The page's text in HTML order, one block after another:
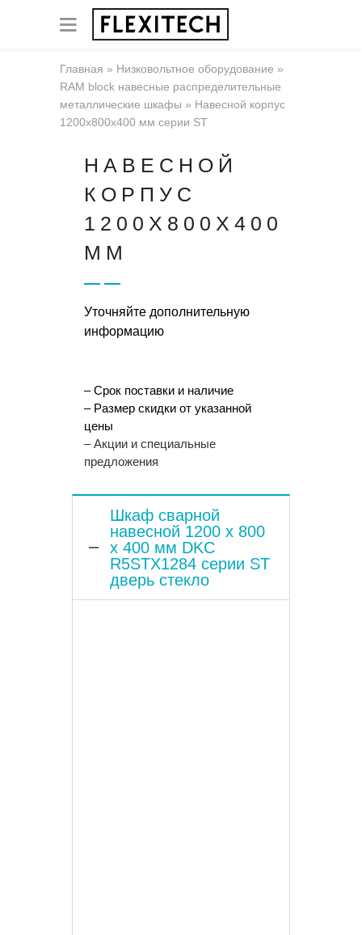
Главная » Низковольтное оборудование »
RAM block навесные распределительные
металлические шкафы » Навесной корпус
1200x800x400 мм серии ST
НАВЕСНОЙ
КОРПУС
1200X800X400
ММ
Уточняйте дополнительную
информацию
– Срок поставки и наличие
– Размер скидки от указанной
цены
– Акции и специальные
предложения
Шкаф сварной
навесной 1200 x 800
x 400 мм DKC
R5STX1284 серии ST
дверь стекло